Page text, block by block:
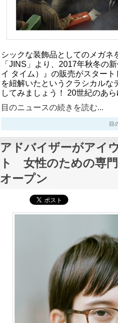
シックな装飾品としてのメガネ
「JINS」より、2017年秋冬の
イ タイム）』の販売がスター
を紐解いたというクラシカルな
してみましょう！ 20世紀のあ
目のニュースの続きを読む...
目
アドバイザーがアイ
ト 女性のための専
オープン